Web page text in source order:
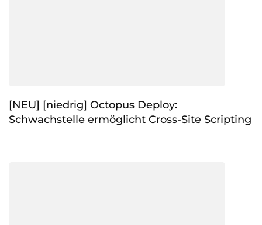
[NEU] [niedrig] Octopus Deploy:
Schwachstelle ermöglicht Cross-Site Scripting